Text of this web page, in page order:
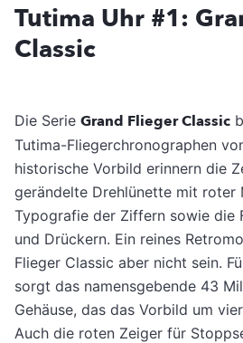
Tutima Uhr #1:
Classic
Die Serie Grand Flieger Classic
Tutima-Fliegerchronographen
historische Vorbild erinnern die
gerändelte Drehlünette mit roter
Typografie der Ziffern sowie die
und Drückern. Ein reines
Flieger Classic aber nicht sein.
sorgt das namensgebende 43
Gehäuse, das das Vorbild um
Auch die roten Zeiger für